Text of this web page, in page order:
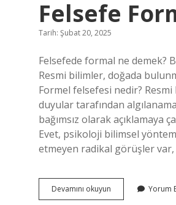
Felsefe
Tarih: Şubat 20, 2025
Felsefede formal ne demek?
Resmi bilimler, doğada
Formel felsefesi nedir?
duyular tarafından
bağımsız olarak
Evet, psikoloji bilimsel
etmeyen radikal görüşler
Devamını okuyun
Formel
Yorum